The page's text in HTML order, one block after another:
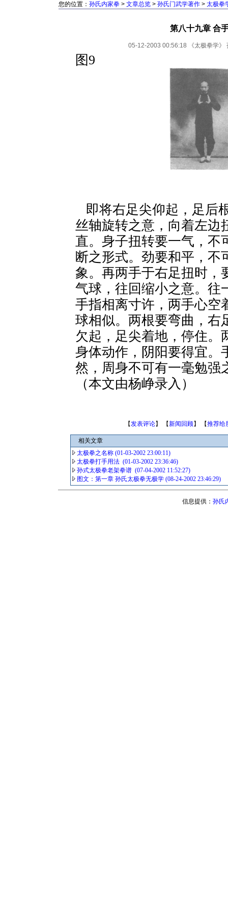
您的位置： 孙氏内家拳 > 文章总览 > 孙氏门武学著作 > 太极拳
第八十九章 合
05-12-2003 00:56:18 《太极拳学》
图9
即将右足尖仰起，足后
丝轴旋转之意，向着左边
直。身子扭转要一气，不
断之形式。劲要和平，不
象。再两手于右足扭时，
气球，往回缩小之意。往
手指相离寸许，两手心空
球相似。两根要弯曲，右
欠起，足尖着地，停住。
身体动作，阴阳要得宜。
然，周身不可有一毫勉强
（本文由杨峥录入）
【发表评论】 【新闻回顾】 【推荐给
相关文章
太极拳之名称 (01-03-2002 23:00:11)
太极拳打手用法 (01-03-2002 23:36:46)
孙式太极拳老架拳谱 (07-04-2002 11:52:27)
图文：第一章 孙氏太极拳无极学 (08-24-2002 23:46:29)
信息提供： 孙氏